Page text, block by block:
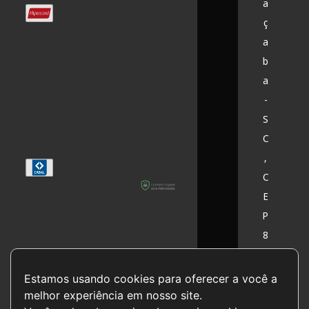
a
ç
a
b
a
-
S
C
,
C
E
P
8
6
Estamos usando cookies para oferecer a você a
melhor experiência em nosso site.